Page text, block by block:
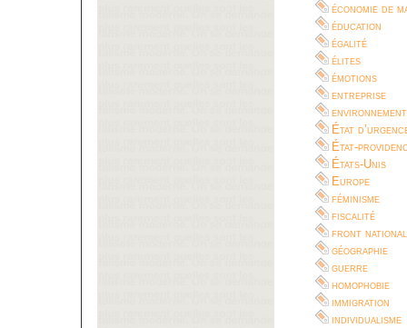
économie de
éducation
égalité
élites
émotions
entreprise
environnement
État
État-
États-Unis
Europe
féminisme
fiscalité
front national
géographie
guerre
homophobie
immigration
individualisme